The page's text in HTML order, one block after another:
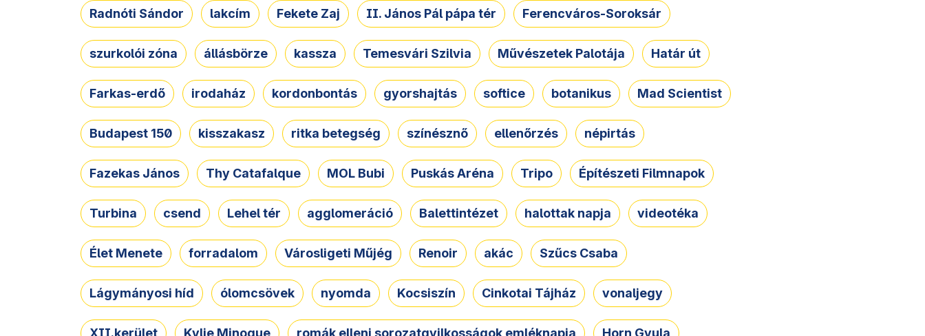
Radnóti Sándor lakcím Fekete Zaj II. János Pál pápa tér Ferencváros-Soroksár
szurkolói zóna állásbörze kassza Temesvári Szilvia Művészetek Palotája Határ út
Farkas-erdő irodaház kordonbontás gyorshajtás softice botanikus Mad Scientist
Budapest 150 kisszakasz ritka betegség színésznő ellenőrzés népirtás
Fazekas János Thy Catafalque MOL Bubi Puskás Aréna Tripo Építészeti Filmnapok
Turbina csend Lehel tér agglomeráció Balettintézet halottak napja videotéka
Élet Menete forradalom Városligeti Műjég Renoir akác Szűcs Csaba
Lágymányosi híd ólomcsövek nyomda Kocsiszín Cinkotai Tájház vonaljegy
XII.kerület Kylie Minogue romák elleni sorozatgyilkosságok emléknapja Horn Gyula